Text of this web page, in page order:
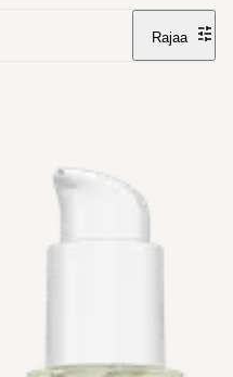
Rajaa